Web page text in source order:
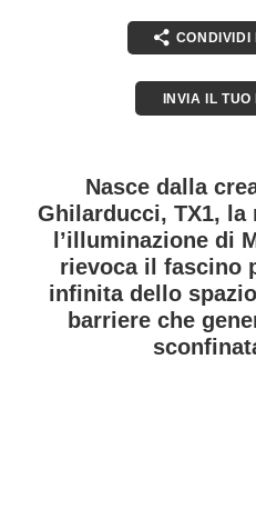
CONDIVIDI
INVIA IL TUO
Nasce dalla
Ghilarducci, TX1, la
l’illuminazione di
rievoca il fascino
infinita dello
barriere che